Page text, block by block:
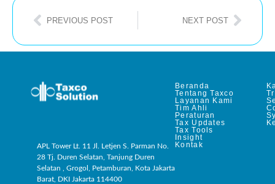
PREVIOUS POST NEXT POST
APL Tower Lt. 11 Jl. Letjen S. Parman No.
28 Tj. Duren Selatan, Tanjung Duren
Selatan , Grogol, Petamburan, Kota Jakarta
Barat, DKI Jakarta 114400
Beranda
Tentang Taxco
Layanan Kami
Tim Ahli
Peraturan
Tax Updates
Tax Tools
Insight
Kontak